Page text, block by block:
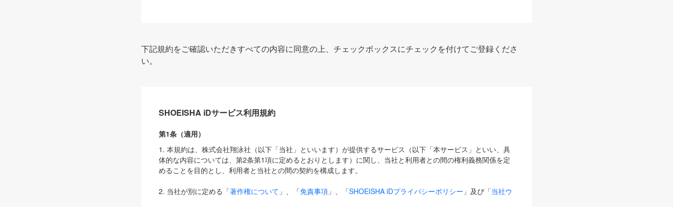
下記規約をご確認いただきすべての内容に同意の上、チェックボックスにチェックを付けてご登録くださ
い。
SHOEISHA iDサービス利用規約
第1条（適用）
1. 本規約は、株式会社翔泳社（以下「当社」といいます）が提供するサービス（以下「本サービス」といい、具
体的な内容については、第2条第1項に定めるとおりとします）に関し、当社と利用者との間の権利義務関係を定
めることを目的とし、利用者と当社との間の契約を構成します。
2. 当社が別に定める「著作権について 」、「免責事項 」、「SHOEISHA iDプライバシーポリシー 」及び「当社ウ